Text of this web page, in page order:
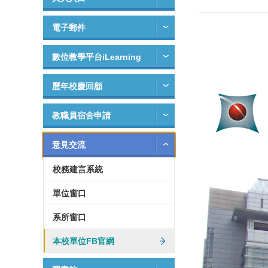
電子郵件
數位教學平台iLearning
歷年校慶回顧
教職員宿舍申請
意見交流
校務建言系統
單位窗口
系所窗口
本校單位FB官網